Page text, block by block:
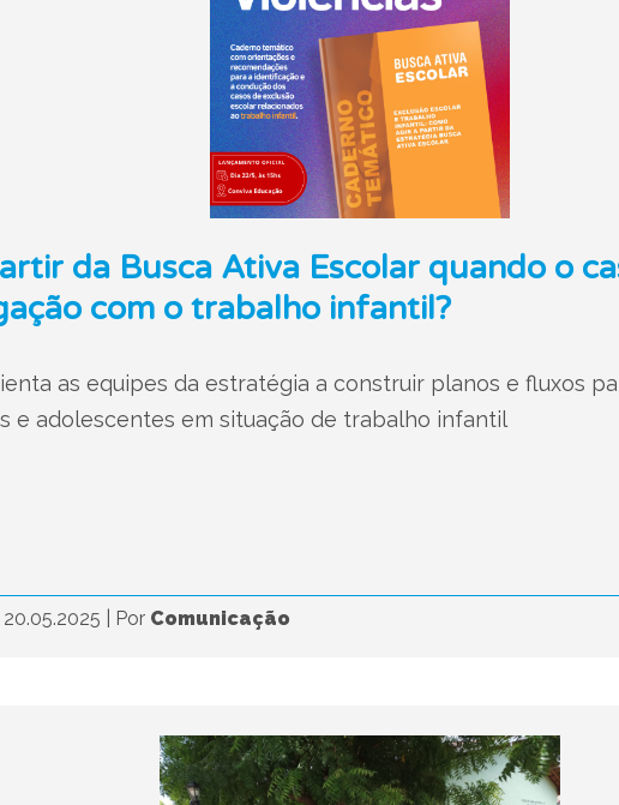
da Busca Ativa Escolar quando o
com o trabalho infantil?
as equipes da estratégia a construir planos e fluxos
e adolescentes em situação de trabalho infantil
Por Comunicação